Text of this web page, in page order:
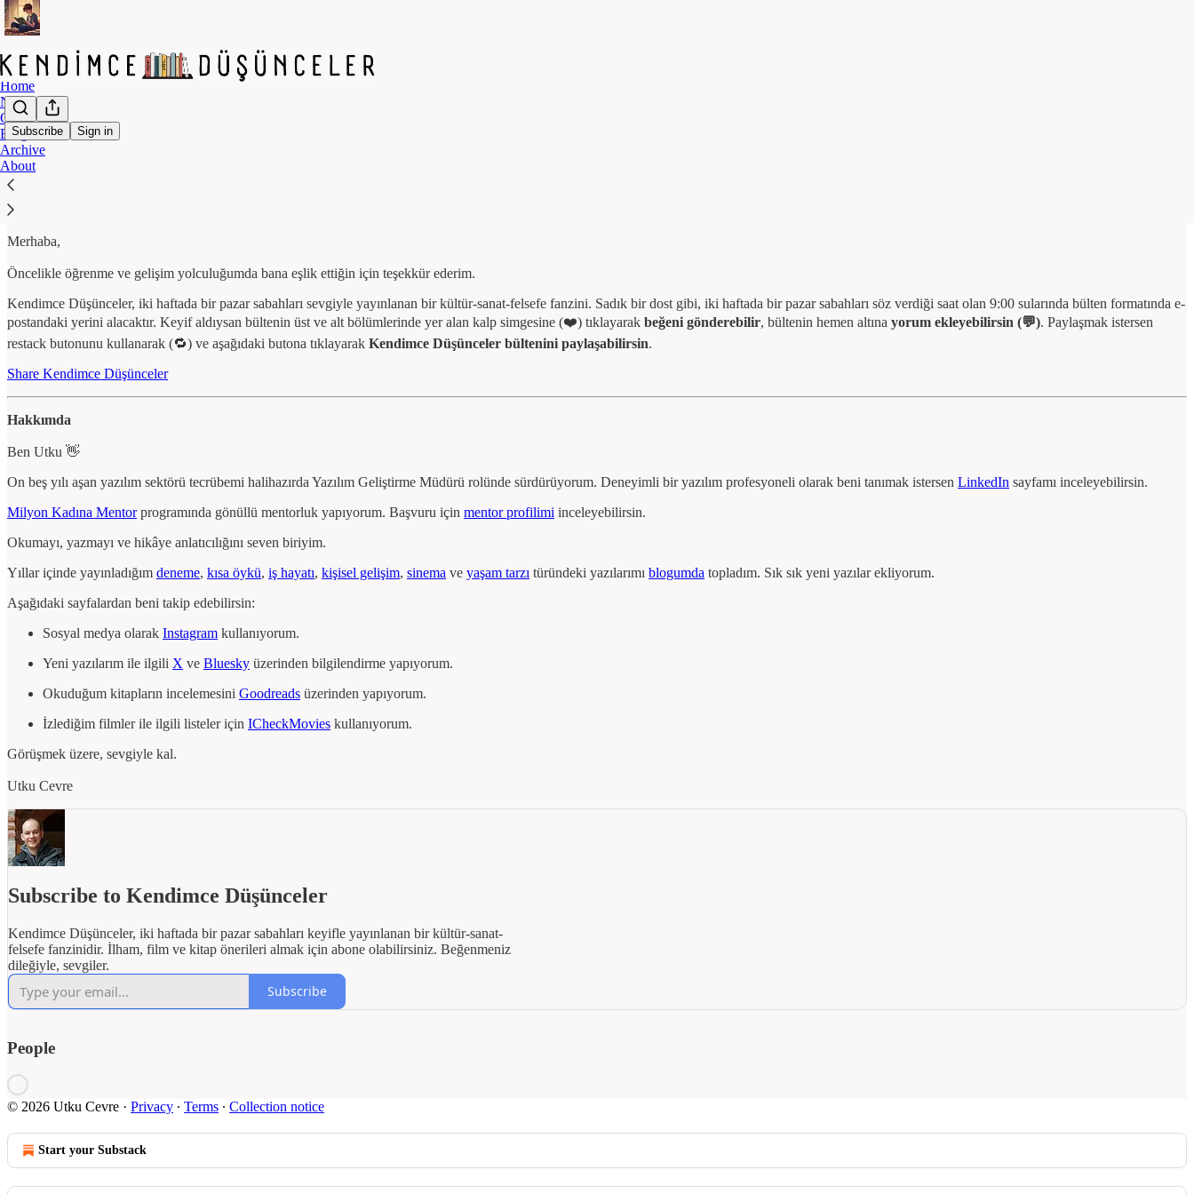
Subscribe Sign in
Home
Notes
Chat
Blog
Archive
About
Kendimce Düşünceler'e Hoş Geldin
Merhaba,
Öncelikle öğrenme ve gelişim yolculuğumda bana eşlik ettiğin için teşekkür ederim.
Kendimce Düşünceler, iki haftada bir pazar sabahları sevgiyle yayınlanan bir kültür-sanat-felsefe fanzini. Sadık bir dost gibi, iki haftada bir pazar sabahları söz verdiği saat olan 9:00 sularında bülten formatında e-
postandaki yerini alacaktır. Keyif aldıysan bültenin üst ve alt bölümlerinde yer alan kalp simgesine (❤️) tıklayarak beğeni gönderebilir, bültenin hemen altına yorum ekleyebilirsin (💬). Paylaşmak istersen
restack butonunu kullanarak (🔁) ve aşağıdaki butona tıklayarak Kendimce Düşünceler bültenini paylaşabilirsin.
Share Kendimce Düşünceler
Hakkımda
Ben Utku 👋
On beş yılı aşan yazılım sektörü tecrübemi halihazırda Yazılım Geliştirme Müdürü rolünde sürdürüyorum. Deneyimli bir yazılım profesyoneli olarak beni tanımak istersen LinkedIn sayfamı inceleyebilirsin.
Milyon Kadına Mentorprogramında gönüllü mentorluk yapıyorum. Başvuru için mentor profilimi inceleyebilirsin.
Okumayı, yazmayı ve hikâye anlatıcılığını seven biriyim.
Yıllar içinde yayınladığım deneme, kısa öykü, iş hayatı, kişisel gelişim, sinema ve yaşam tarzı türündeki yazılarımı blogumda topladım. Sık sık yeni yazılar ekliyorum.
Aşağıdaki sayfalardan beni takip edebilirsin:
Sosyal medya olarak Instagram kullanıyorum.
Yeni yazılarım ile ilgili X ve Bluesky üzerinden bilgilendirme yapıyorum.
Okuduğum kitapların incelemesini Goodreads üzerinden yapıyorum.
İzlediğim filmler ile ilgili listeler için ICheckMovies kullanıyorum.
Görüşmek üzere, sevgiyle kal.
Utku Cevre
Subscribe to Kendimce Düşünceler
Kendimce Düşünceler, iki haftada bir pazar sabahları keyifle yayınlanan bir kültür-sanat-
felsefe fanzinidir. İlham, film ve kitap önerileri almak için abone olabilirsiniz. Beğenmeniz
dileğiyle, sevgiler.
Subscribe
People
© 2026 Utku Cevre · Privacy ∙ Terms ∙ Collection notice
Start your Substack